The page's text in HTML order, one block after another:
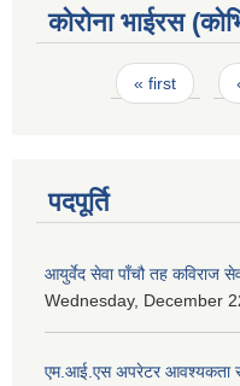
कोरोना भाईरस
Pages« first
पदपूर्ति
आयुर्वेद सेवा पाँचौ तह कविराज
Wednesday, December
एम.आई.एस अपरेटर आवश्यकता